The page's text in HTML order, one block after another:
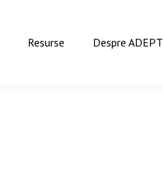
Resurse Despre ADEPT